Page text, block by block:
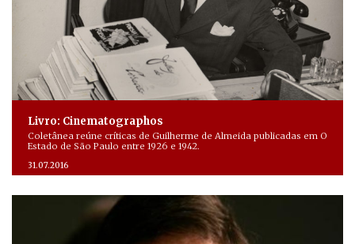
Livro: Cinematographos
Coletânea reúne críticas de Guilherme de Almeida publicadas em O
Estado de São Paulo entre 1926 e 1942.
31.07.2016